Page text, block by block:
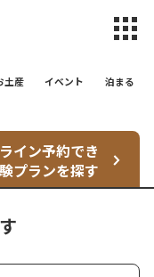
観光
土産 イベント 泊まる
イン予約でき
プランを探す